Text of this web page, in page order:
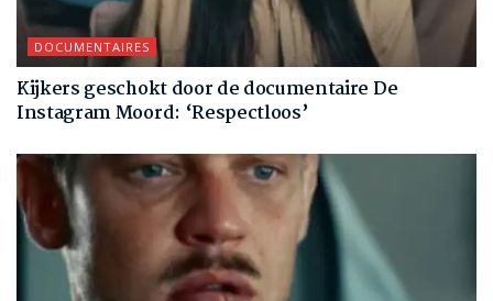
DOCUMENTAIRES
Kijkers geschokt door de documentaire De
Instagram Moord: ‘Respectloos’